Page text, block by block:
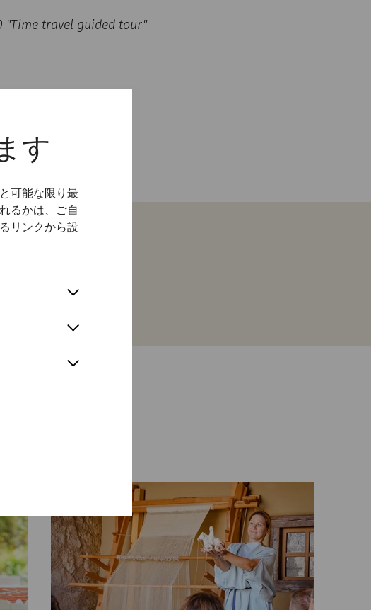
す
可能な限り最
るかは、ご自
リンクから設
"Time travel guided tour"